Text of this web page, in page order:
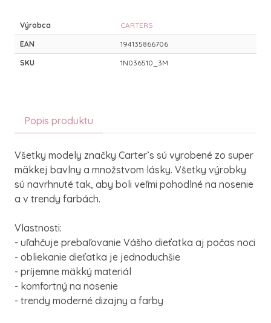
Výrobca CARTERS
EAN 194135866706
SKU 1N036510_3M
Popis produktu
Všetky modely značky Carter’s sú vyrobené zo super
mäkkej bavlny a množstvom lásky. Všetky výrobky
sú navrhnuté tak, aby boli veľmi pohodlné na nosenie
a v trendy farbách.
Vlastnosti:
- uľahčuje prebaľovanie Vášho dieťatka aj počas noci
- obliekanie dieťatka je jednoduchšie
- príjemne mäkký materiál
- komfortný na nosenie
- trendy moderné dizajny a farby